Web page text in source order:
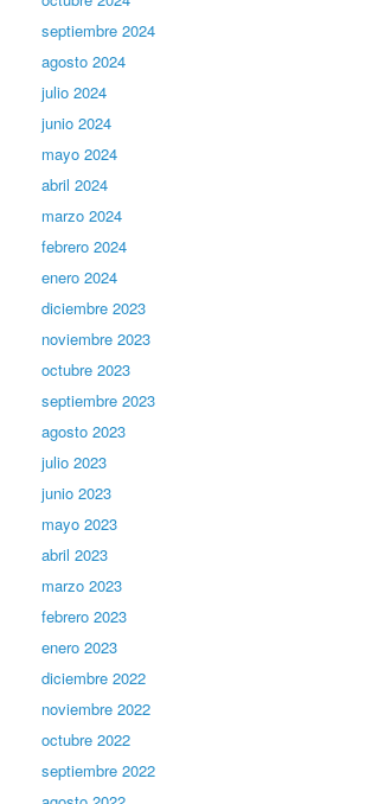
septiembre 2024
agosto 2024
julio 2024
junio 2024
mayo 2024
abril 2024
marzo 2024
febrero 2024
enero 2024
diciembre 2023
noviembre 2023
octubre 2023
septiembre 2023
agosto 2023
julio 2023
junio 2023
mayo 2023
abril 2023
marzo 2023
febrero 2023
enero 2023
diciembre 2022
noviembre 2022
octubre 2022
septiembre 2022